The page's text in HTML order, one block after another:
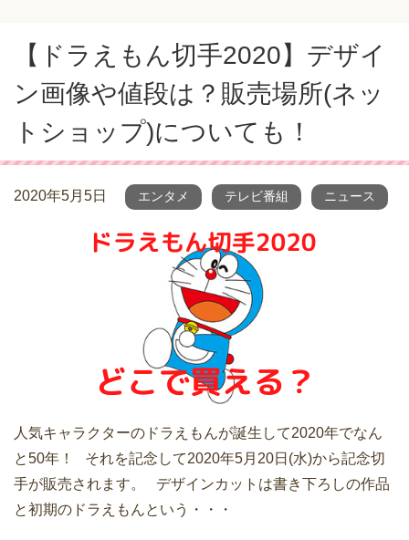
【ドラえもん切手2020】デザイ
ン画像や値段は？販売場所(ネッ
トショップ)についても！
2020年5月5日 エンタメ テレビ番組 ニュース
人気キャラクターのドラえもんが誕生して2020年でなん
と50年！ それを記念して2020年5月20日(水)から記念切
手が販売されます。 デザインカットは書き下ろしの作品
と初期のドラえもんという・・・